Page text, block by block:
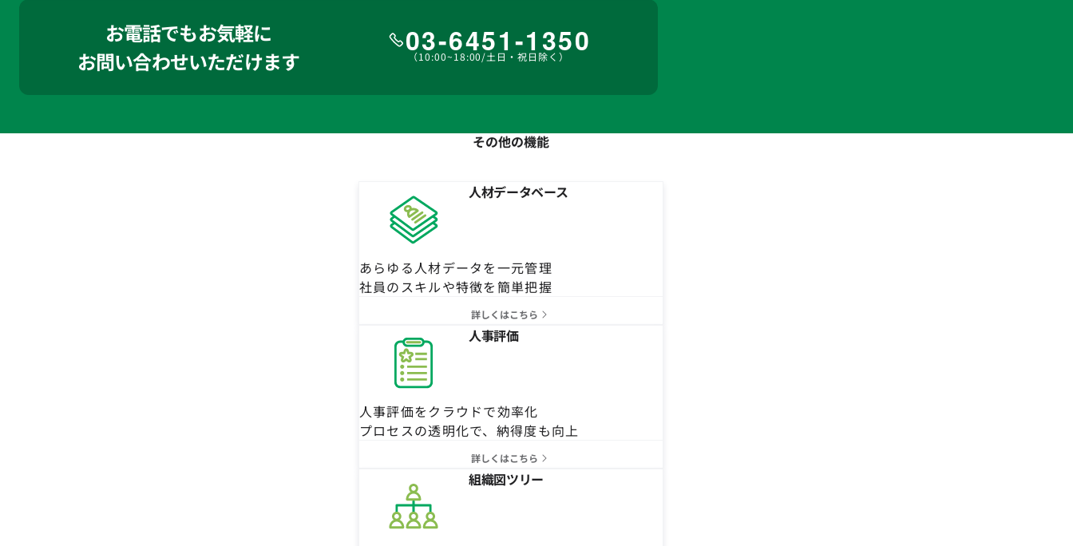
お電話でもお気軽に
お問い合わせいただけます
03-6451-1350
（10:00~18:00/土日・祝日除く）
その他の機能
人材データベース
あらゆる人材データを一元管理
社員のスキルや特徴を簡単把握
詳しくはこちら
人事評価
人事評価をクラウドで効率化
プロセスの透明化で、納得度も向上
詳しくはこちら
組織図ツリー